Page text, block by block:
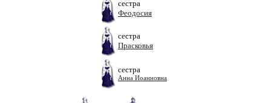
сестра
Феодосия
сестра
Прасковья
сестра
Анна Иоанновна